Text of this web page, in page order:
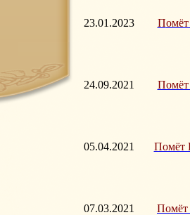
23.01.2023 П
24.09.2021
05.04.2021 Помёт
07.03.2021 Помёт